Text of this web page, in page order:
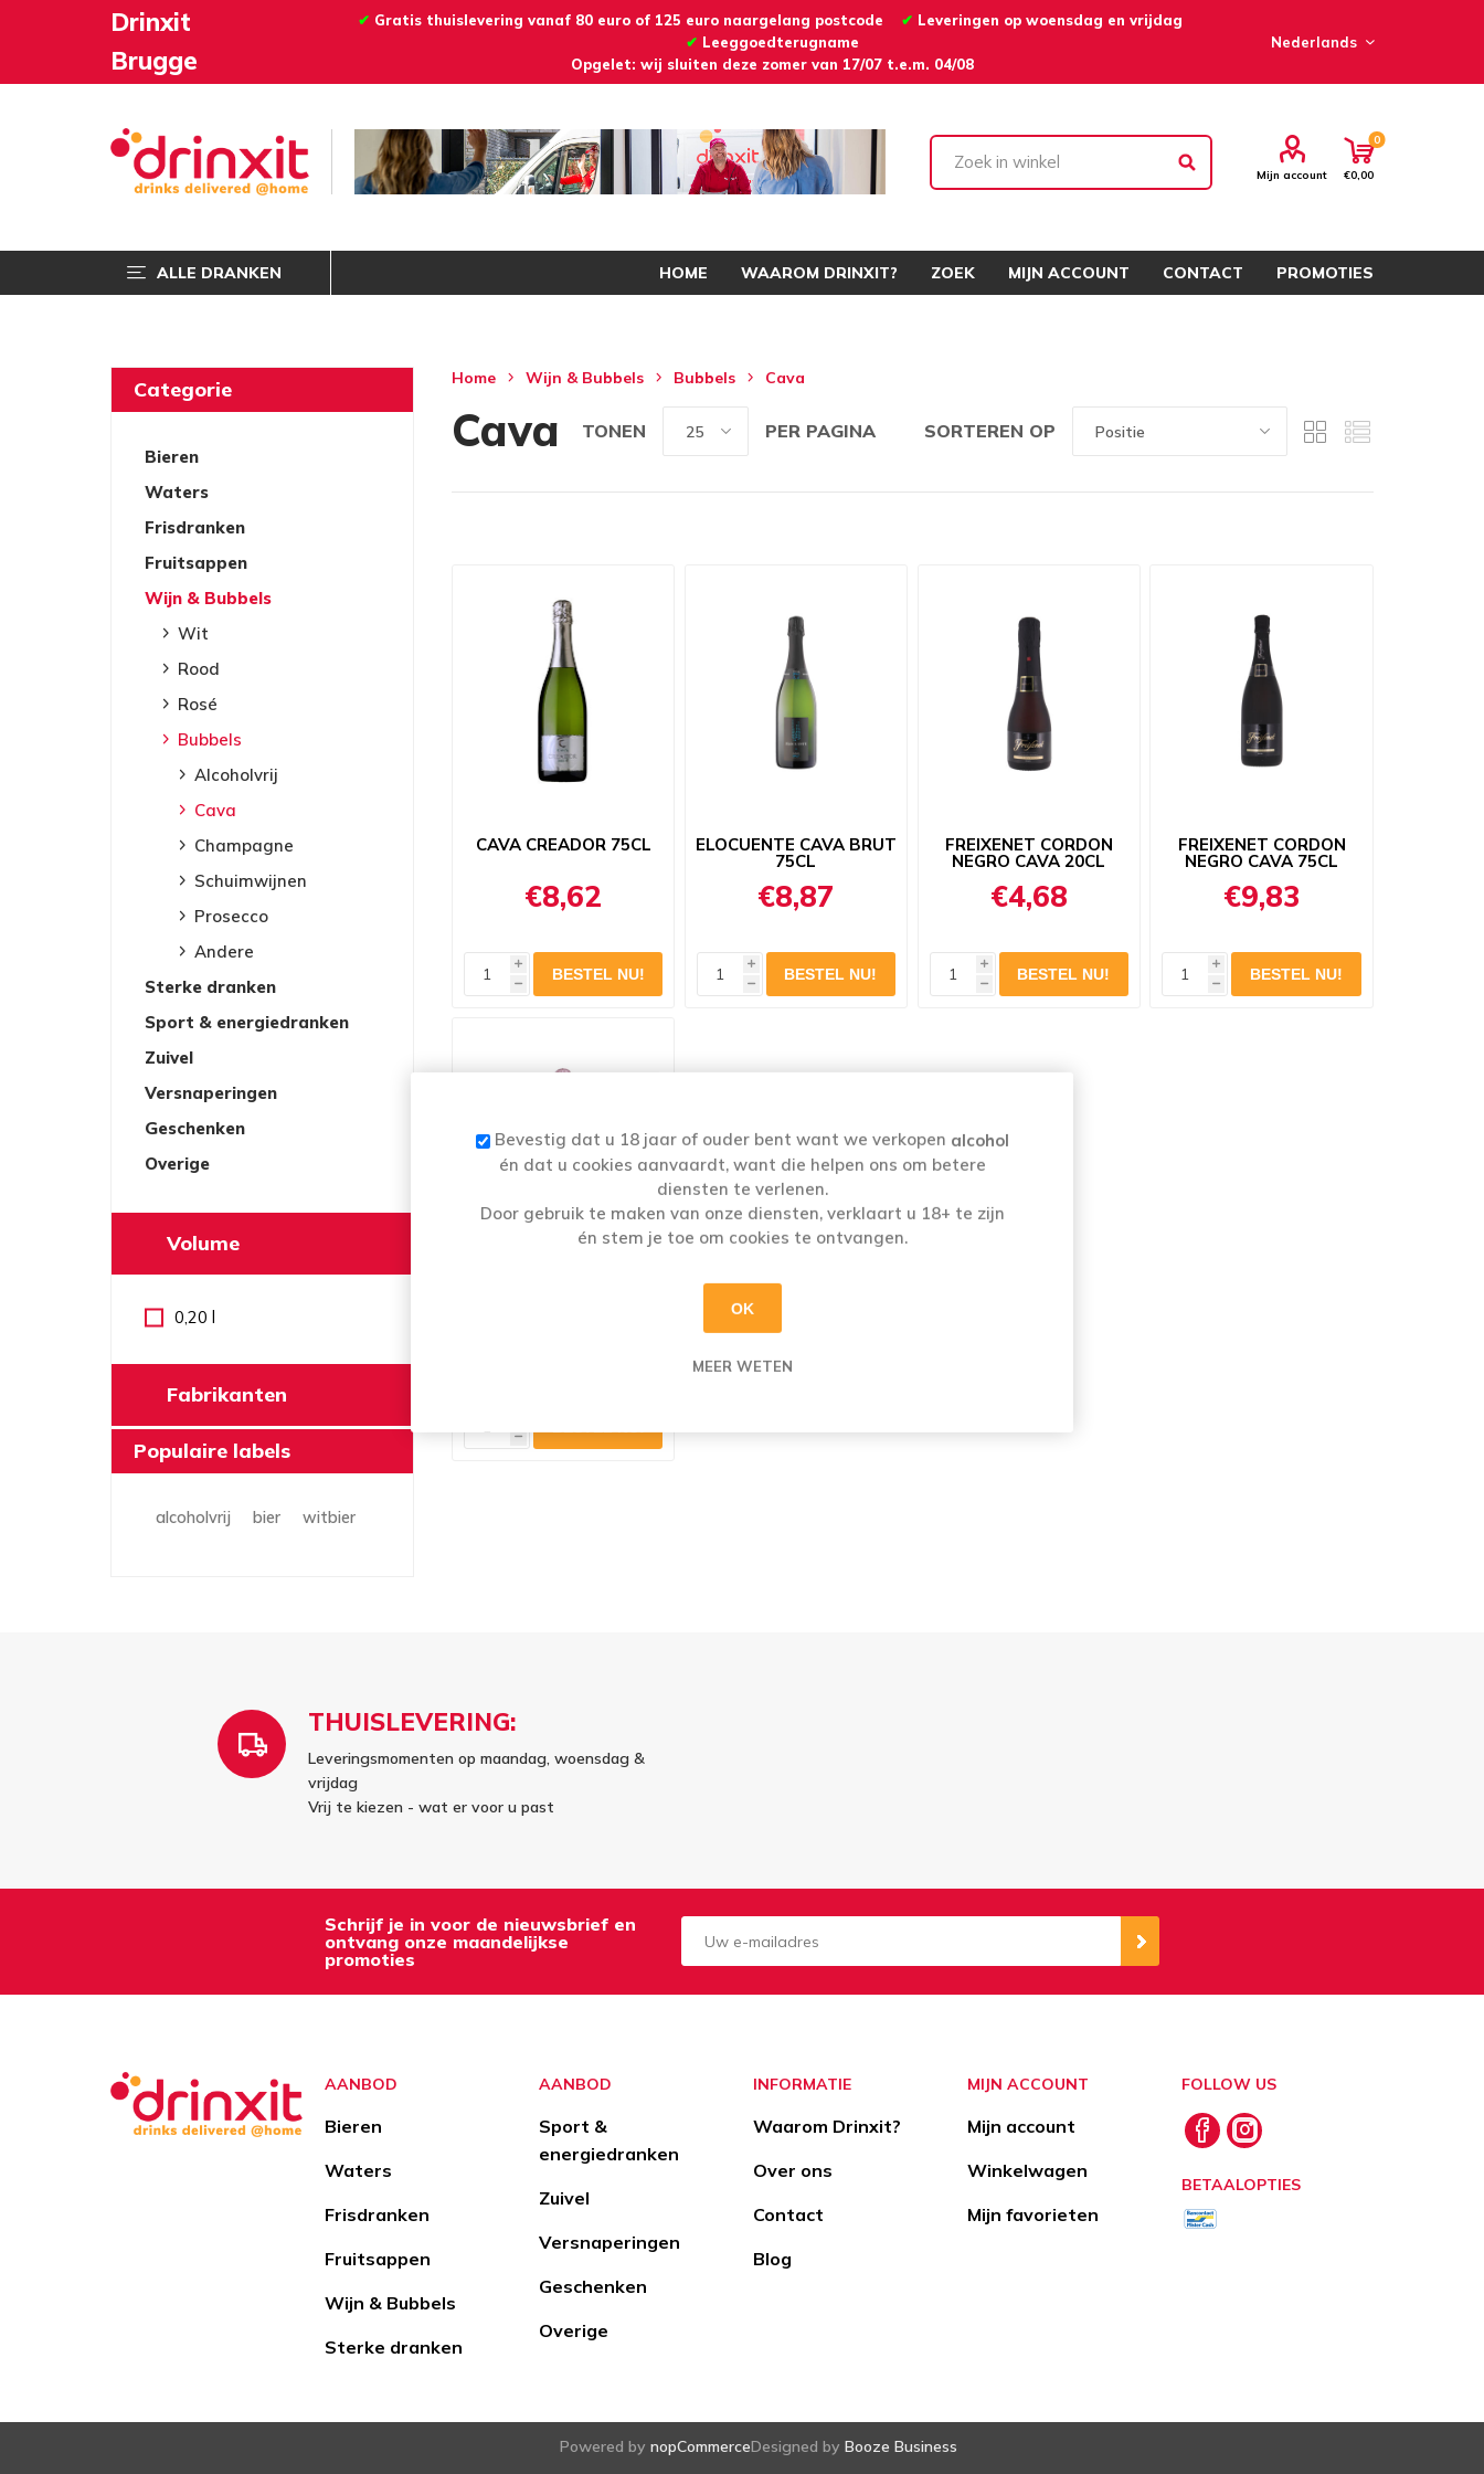
Drinxit
Brugge
✔ Gratis thuislevering vanaf 80 euro of 125 euro naargelang postcode ✔ Leveringen op woensdag en vrijdag
✔ Leeggoedterugname
Opgelet: wij sluiten deze zomer van 17/07 t.e.m. 04/08
Mijn account
0
€0,00
ALLE DRANKEN HOME WAAROM DRINXIT? ZOEK MIJN ACCOUNT CONTACT PROMOTIES
Categorie
Bieren
Waters
Frisdranken
Fruitsappen
Wijn & Bubbels
Wit
Rood
Rosé
Bubbels
Alcoholvrij
Cava
Champagne
Schuimwijnen
Prosecco
Andere
Sterke dranken
Sport & energiedranken
Zuivel
Versnaperingen
Geschenken
Overige
Volume
0,20 l
Fabrikanten
Populaire labels
alcoholvrij bier witbier
Home Wijn & Bubbels Bubbels Cava
Cava SORTEREN OP
TONEN PER PAGINA
CAVA CREADOR 75CL
€8,62
i
h
ELOCUENTE CAVA BRUT
75CL
€8,87
i
h
FREIXENET CORDON
NEGRO CAVA 20CL
€4,68
i
h
FREIXENET CORDON
NEGRO CAVA 75CL
€9,83
i
h
h
THUISLEVERING:
Leveringsmomenten op maandag, woensdag &
vrijdag
Vrij te kiezen - wat er voor u past
Schrijf je in voor de nieuwsbrief en
ontvang onze maandelijkse
promoties
AANBOD
Bieren
Waters
Frisdranken
Fruitsappen
Wijn & Bubbels
Sterke dranken
AANBOD
Sport &
energiedranken
Zuivel
Versnaperingen
Geschenken
Overige
INFORMATIE
Waarom Drinxit?
Over ons
Contact
Blog
MIJN ACCOUNT
Mijn account
Winkelwagen
Mijn favorieten
FOLLOW US
BETAALOPTIES
Powered by nopCommerceDesigned by Booze Business
Bevestig dat u 18 jaar of ouder bent want we verkopen alcohol
én dat u cookies aanvaardt, want die helpen ons om betere
diensten te verlenen.
Door gebruik te maken van onze diensten, verklaart u 18+ te zijn
én stem je toe om cookies te ontvangen.
OK
MEER WETEN